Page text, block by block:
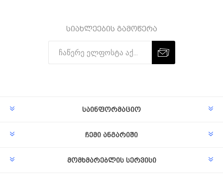
სიახლეების გამოწერა
საინფორმაციო
ჩემი ანგარიში
მომხმარებლის სერვისი